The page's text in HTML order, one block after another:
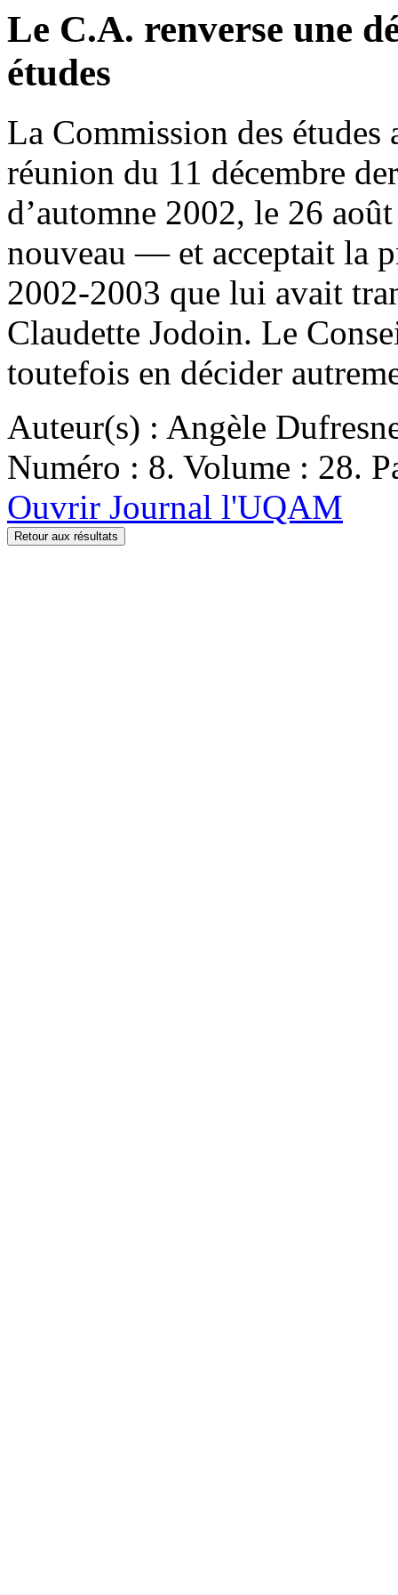
Le C.A. renverse une
études
La Commission des études
réunion du 11 décembre
d’automne 2002, le 26
nouveau — et acceptait la
2002-2003 que lui avait
Claudette Jodoin. Le
toutefois en décider
Auteur(s) : Angèle
Numéro : 8. Volume : 28.
Ouvrir Journal l'UQAM
Retour aux résultats